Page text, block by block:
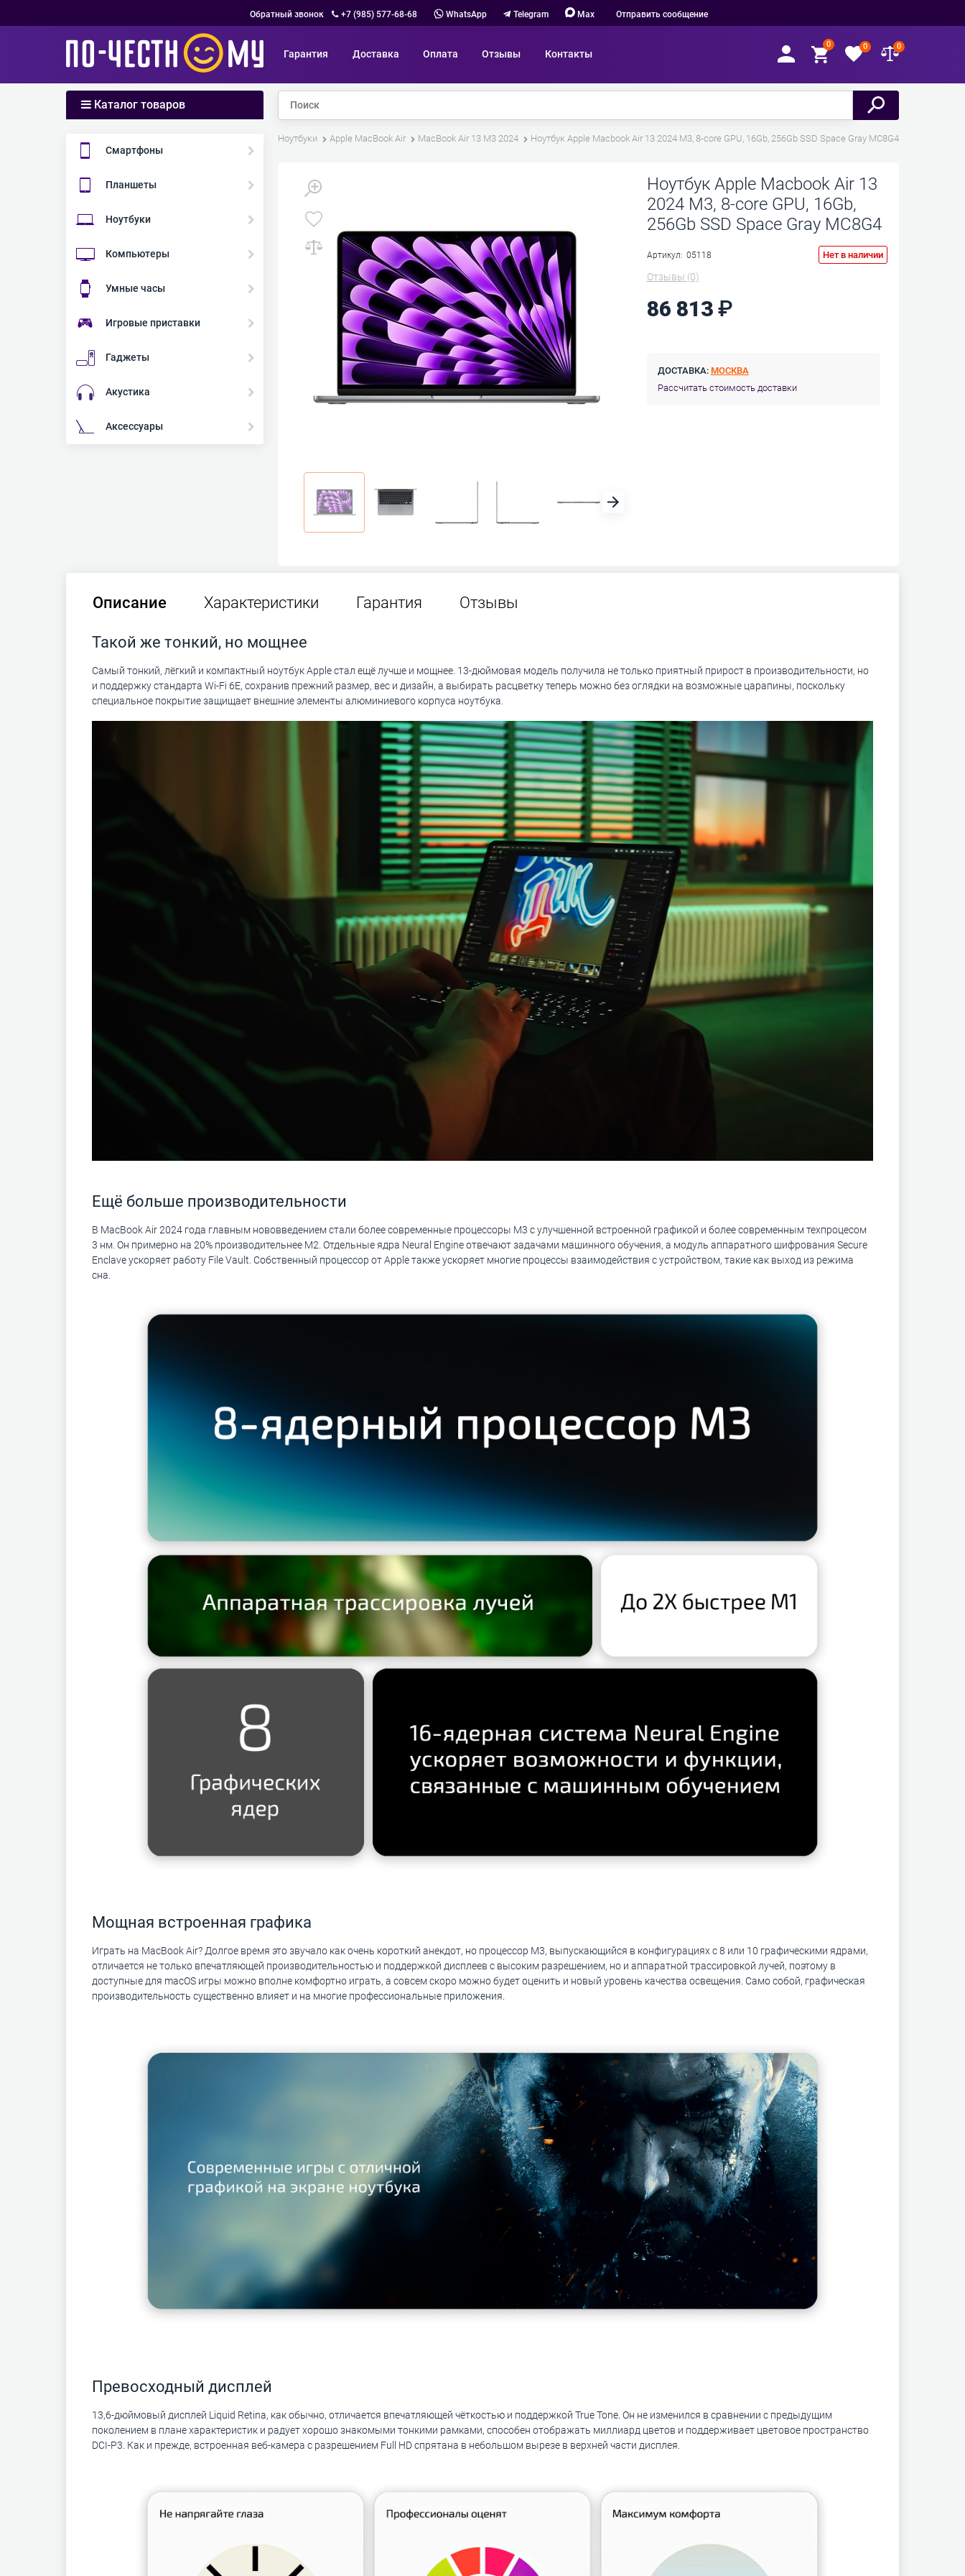
Обратный звонок +7 (985) 577-68-68 WhatsApp Telegram Max Отправить сообщение
Гарантия Доставка Оплата Отзывы Контакты
0 0 0
Каталог товаров
Смартфоны
Планшеты
Ноутбуки
Компьютеры
Умные часы
Игровые приставки
Гаджеты
Акустика
Аксессуары
Ноутбуки Apple MacBook Air MacBook Air 13 M3 2024 Ноутбук Apple Macbook Air 13 2024 M3, 8-core GPU, 16Gb, 256Gb SSD Space Gray MC8G4
Ноутбук Apple Macbook Air 13
2024 M3, 8-core GPU, 16Gb,
256Gb SSD Space Gray MC8G4
Артикул: 05118 Нет в наличии
Отзывы (0)
86 813
ДОСТАВКА: МОСКВА
Рассчитать стоимость доставки
Описание Характеристики Гарантия Отзывы
Такой же тонкий, но мощнее
Самый тонкий, лёгкий и компактный ноутбук Apple cтал ещё лучше и мощнее. 13-дюймовая модель получила не только приятный прирост в производительности, но
и поддержку стандарта Wi-Fi 6E, сохранив прежний размер, вес и дизайн, а выбирать расцветку теперь можно без оглядки на возможные царапины, поскольку
специальное покрытие защищает внешние элементы алюминиевого корпуса ноутбука.
Ещё больше производительности
В MacBook Air 2024 года главным нововведением стали более современные процессоры M3 с улучшенной встроенной графикой и более современным техпроцесом
3 нм. Он примерно на 20% производительнее M2. Отдельные ядра Neural Engine отвечают задачами машинного обучения, а модуль аппаратного шифрования Secure
Enclave ускоряет работу File Vault. Собственный процессор от Apple также ускоряет многие процессы взаимодействия с устройством, такие как выход из режима
сна.
Мощная встроенная графика
Играть на MacBook Air? Долгое время это звучало как очень короткий анекдот, но процессор M3, выпускающийся в конфигурациях с 8 или 10 графическими ядрами,
отличается не только впечатляющей производительностью и поддержкой дисплеев с высоким разрешением, но и аппаратной трассировкой лучей, поэтому в
доступные для macOS игры можно вполне комфортно играть, а совсем скоро можно будет оценить и новый уровень качества освещения. Само собой, графическая
производительность существенно влияет и на многие профессиональные приложения.
Превосходный дисплей
13,6-дюймовый дисплей Liquid Retina, как обычно, отличается впечатляющей чёткостью и поддержкой True Tone. Он не изменился в сравнении с предыдущим
поколением в плане характеристик и радует хорошо знакомыми тонкими рамками, способен отображать миллиард цветов и поддерживает цветовое пространство
DCI-P3. Как и прежде, встроенная веб-камера с разрешением Full HD спрятана в небольшом вырезе в верхней части дисплея.